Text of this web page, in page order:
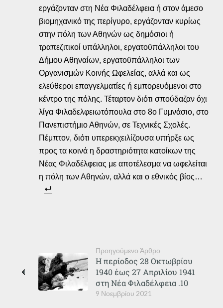
εργάζονταν στη Νέα Φιλαδέλφεια ή στον άμεσο
βιομηχανικό της περίγυρο, εργάζονταν κυρίως
στην πόλη των Αθηνών ως δημόσιοι ή
τραπεζιτικοί υπάλληλοι, εργατοϋπάλληλοι του
Δήμου Αθηναίων, εργατοϋπάλληλοι των
Οργανισμών Κοινής Ωφελείας, αλλά και ως
ελεύθεροι επαγγελματίες ή εμπορευόμενοι στο
κέντρο της πόλης. Τέταρτον διότι σπούδαζαν όχι
λίγα Φιλαδελφειωτόπουλα στο 8ο Γυμνάσιο, στο
Πανεπιστήμιο Αθηνών, σε Τεχνικές Σχολές.
Πέμπτον, διότι υπερεκχειλίζουσα υπήρξε ως
προς τα κοινά η δραστηριότητα κατοίκων της
Νέας Φιλαδέλφειας με αποτέλεσμα να ωφελείται
η πόλη των Αθηνών, αλλά και ο εθνικός βίος…
Προηγούμενο Άρθρο
9 Νοεμβρίου 2021
Η περίοδος 28 Οκτωβρίου
1940 έως 27 Απριλίου 1941
στη Νέα Φιλαδέλφεια .10